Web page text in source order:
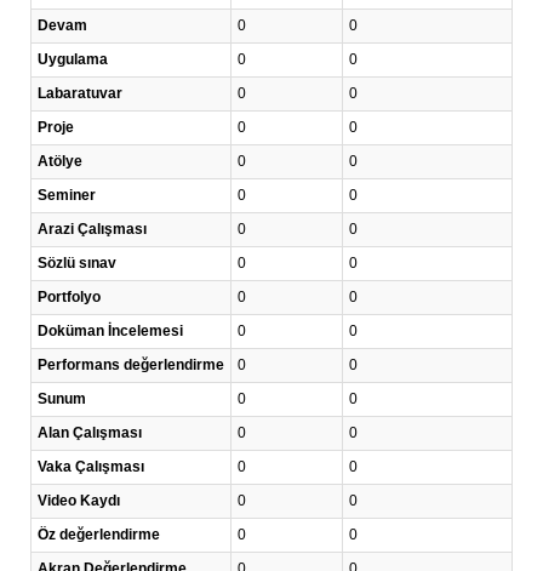
Devam
0
0
Uygulama
0
0
Labaratuvar
0
0
Proje
0
0
Atölye
0
0
Seminer
0
0
Arazi Çalışması
0
0
Sözlü sınav
0
0
Portfolyo
0
0
Doküman İncelemesi
0
0
Performans değerlendirme
0
0
Sunum
0
0
Alan Çalışması
0
0
Vaka Çalışması
0
0
Video Kaydı
0
0
Öz değerlendirme
0
0